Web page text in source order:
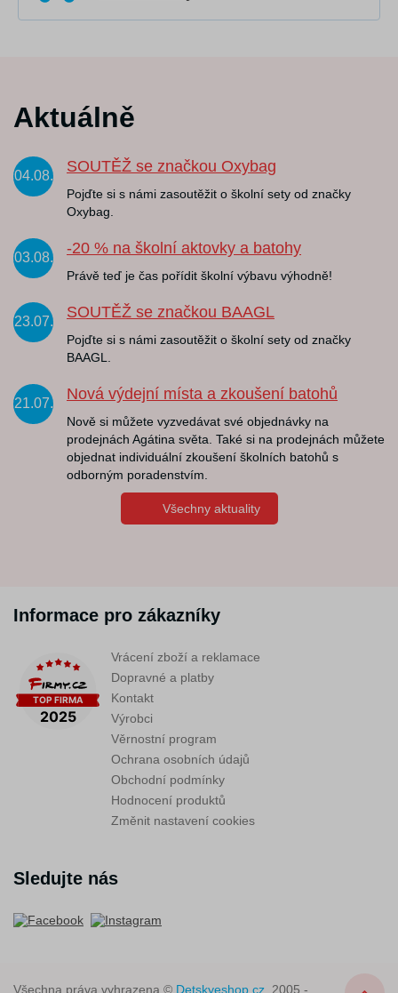
Aktuálně
04.08.
SOUTĚŽ se značkou Oxybag
Pojďte si s námi zasoutěžit o školní sety od značky
Oxybag.
03.08.
-20 % na školní aktovky a batohy
Právě teď je čas pořídit školní výbavu výhodně!
23.07.
SOUTĚŽ se značkou BAAGL
Pojďte si s námi zasoutěžit o školní sety od značky
BAAGL.
21.07.
Nová výdejní místa a zkoušení batohů
Nově si můžete vyzvedávat své objednávky na
prodejnách Agátina světa. Také si na prodejnách můžete
objednat individuální zkoušení školních batohů s
odborným poradenstvím.
Všechny aktuality
Informace pro zákazníky
Vrácení zboží a reklamace
Dopravné a platby
Kontakt
Výrobci
Věrnostní program
Ochrana osobních údajů
Obchodní podmínky
Hodnocení produktů
Změnit nastavení cookies
Sledujte nás
Všechna práva vyhrazena © Detskyeshop.cz , 2005 -